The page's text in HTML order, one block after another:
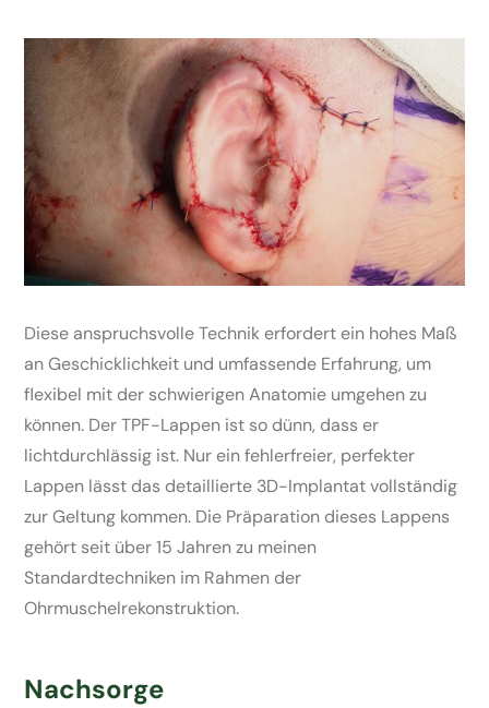
Diese anspruchsvolle Technik erfordert ein hohes Maß
an Geschicklichkeit und umfassende Erfahrung, um
flexibel mit der schwierigen Anatomie umgehen zu
können. Der TPF-Lappen ist so dünn, dass er
lichtdurchlässig ist. Nur ein fehlerfreier, perfekter
Lappen lässt das detaillierte 3D-Implantat vollständig
zur Geltung kommen. Die Präparation dieses Lappens
gehört seit über 15 Jahren zu meinen
Standardtechniken im Rahmen der
Ohrmuschelrekonstruktion.
Nachsorge